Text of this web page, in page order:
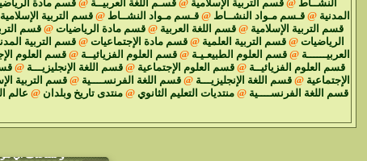
النشــاط @قسم التربية الإسلامية @قسـم اللغة العربيــة @قسم مادة
المدنية @قـسم مـواد النشــاط @قـسم مـواد النشــاط @قسم التربية الإسلامية
قسم التربية الإسلامية @قسم اللغة العربية @قسم مادة الرياضيات @قسم
الرياضيات @ قسم التربية العلمية @ قسم مادة الإجتماعيات @قسم التربية
العربيــــــة @قسم العلوم الطبيعـيـة @قسم العلوم الفزيائيــة @قسم العلوم
قسم العلوم الفزيائيــة @ قسم العلوم الإجتماعية @ قسم اللغة الإنجليزيـــة @
الإجتماعية @قسم اللغة الإنجليزيـــة @قسم اللغة الفرنســــية @قسم التربية
قسم اللغة الفرنســــية @ منتديات التعليم الثانوي @ منتدى تاريخ وبلدان @ عالم